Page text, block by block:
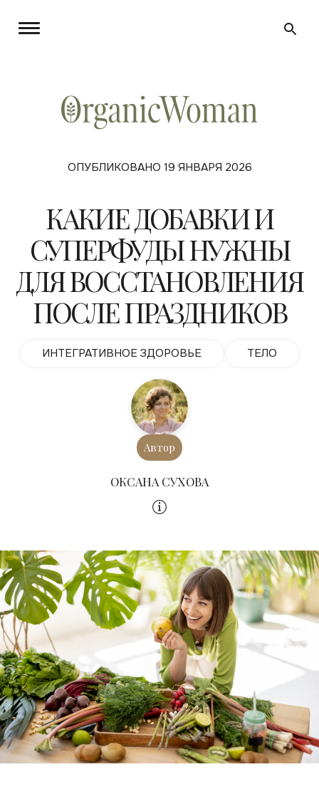
ОПУБЛИКОВАНО 19 ЯНВАРЯ 2026
КАКИЕ ДОБАВКИ И
СУПЕРФУДЫ НУЖНЫ
ДЛЯ ВОССТАНОВЛЕНИЯ
ПОСЛЕ ПРАЗДНИКОВ
ИНТЕГРАТИВНОЕ ЗДОРОВЬЕ ТЕЛО
Автор
ОКСАНА СУХОВА